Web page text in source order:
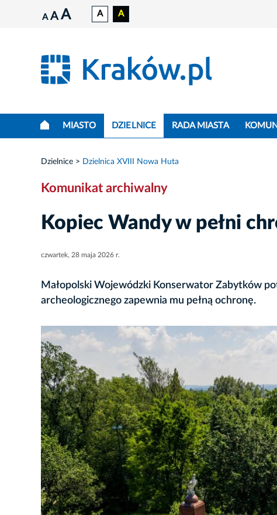
A A A A A
MIASTO DZIELNICE RADA MIASTA
Dzielnice Dzielnica XVIII Nowa Huta
Komunikat archiwalny
Kopiec Wandy w pełni
czwartek, 28 maja 2026 r.
Małopolski Wojewódzki Konserwator Zabytków
archeologicznego zapewnia mu pełną ochronę.